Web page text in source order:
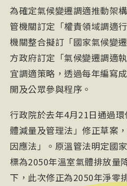
為確定氣候變遷調適推動架
管機關訂定「權責領域調適
機關整合擬訂「國家氣候變
方政府訂定「氣候變遷調適
宜調適策略，透過每年編寫
開及公眾參與程序。
行政院於去年4月21日通過
體減量及管理法」修正草案
因應法」。原溫管法明定國
標為2050年溫室氣體排放量
下，此次修正為2050年淨零